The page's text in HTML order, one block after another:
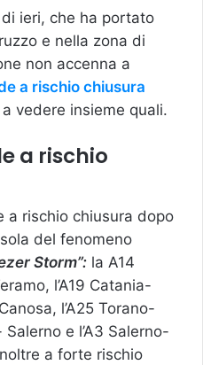
ieri, che ha portato
e nella zona di
non accenna a
a rischio chiusura
vedere insieme quali.
a rischio
a rischio chiusura dopo
del fenomeno
Storm”: la A14
l’A19 Catania-
l’A25 Torano-
e l’A3 Salerno-
a forte rischio